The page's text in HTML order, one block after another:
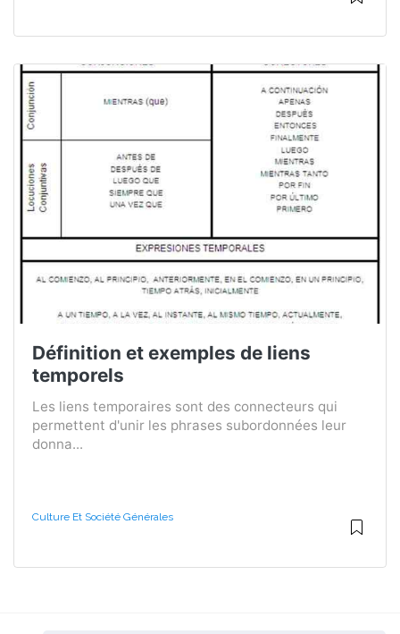
Définition et exemples de liens
temporels
Les liens temporaires sont des connecteurs qui
permettent d'unir les phrases subordonnées leur
donna...
Culture Et Société Générales